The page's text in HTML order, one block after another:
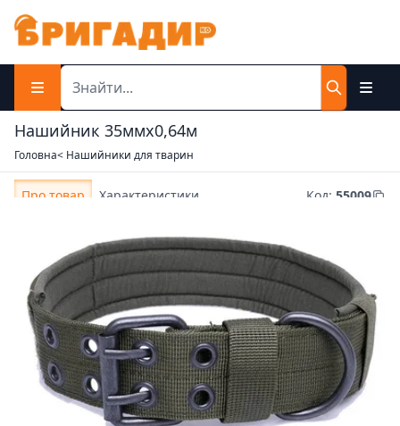
Нашийник 35ммх0,64м
Головна< Нашийники для тварин
Про товар Характеристики Код: 55009